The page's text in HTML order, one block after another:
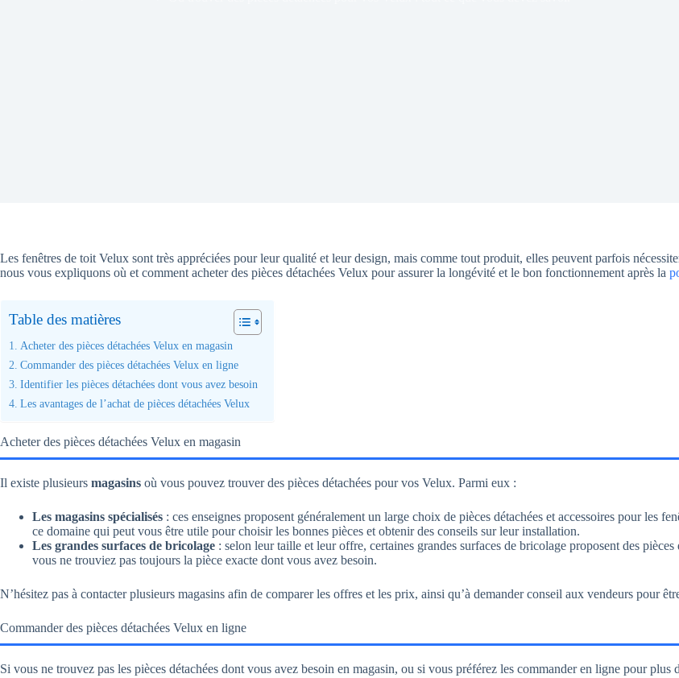
Les fenêtres de toit Velux sont très appréciées pour leur qualité et leur design, mais comme tout produit, elles peuvent parfois
nous vous expliquons où et comment acheter des pièces détachées Velux pour assurer la longévité et le bon fonctionnement après la
Table des matières
Acheter des pièces détachées Velux en magasin
Commander des pièces détachées Velux en ligne
Identifier les pièces détachées dont vous avez besoin
Les avantages de l’achat de pièces détachées Velux
Acheter des pièces détachées Velux en magasin
Il existe plusieurs magasins où vous pouvez trouver des pièces détachées pour vos Velux. Parmi eux :
Les magasins spécialisés : ces enseignes proposent généralement un large choix de pièces détachées et accessoires pour les
ce domaine qui peut vous être utile pour choisir les bonnes pièces et obtenir des conseils sur leur installation.
Les grandes surfaces de bricolage : selon leur taille et leur offre, certaines grandes surfaces de bricolage proposent des
vous ne trouviez pas toujours la pièce exacte dont vous avez besoin.
N’hésitez pas à contacter plusieurs magasins afin de comparer les offres et les prix, ainsi qu’à demander conseil aux vendeurs pour
Commander des pièces détachées Velux en ligne
Si vous ne trouvez pas les pièces détachées dont vous avez besoin en magasin, ou si vous préférez les commander en ligne pour